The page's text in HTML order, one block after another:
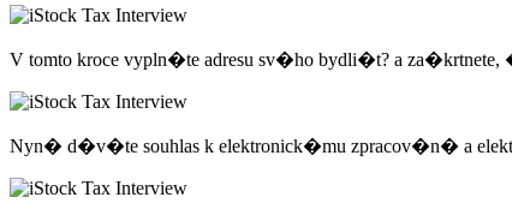
V tomto kroce vypln�te adresu sv�ho bydli�t? a za�krtnete,
Nyn� d�v�te souhlas k elektronick�mu zpracov�n� a